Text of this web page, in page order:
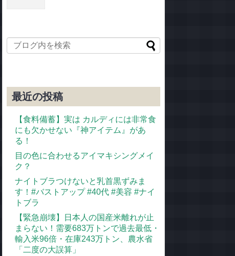
最近の投稿
【食料備蓄】実は カルディには非常食
にも欠かせない『神アイテム』があ
る！
目の色に合わせるアイマキシングメイ
ク？
ナイトブラつけないと乳首黒ずみま
す！#バストアップ #40代 #美容 #ナイ
トブラ
【緊急崩壊】日本人の国産米離れが止
まらない！需要683万トンで過去最低・
輸入米96倍・在庫243万トン、農水省
「二度の大誤算」